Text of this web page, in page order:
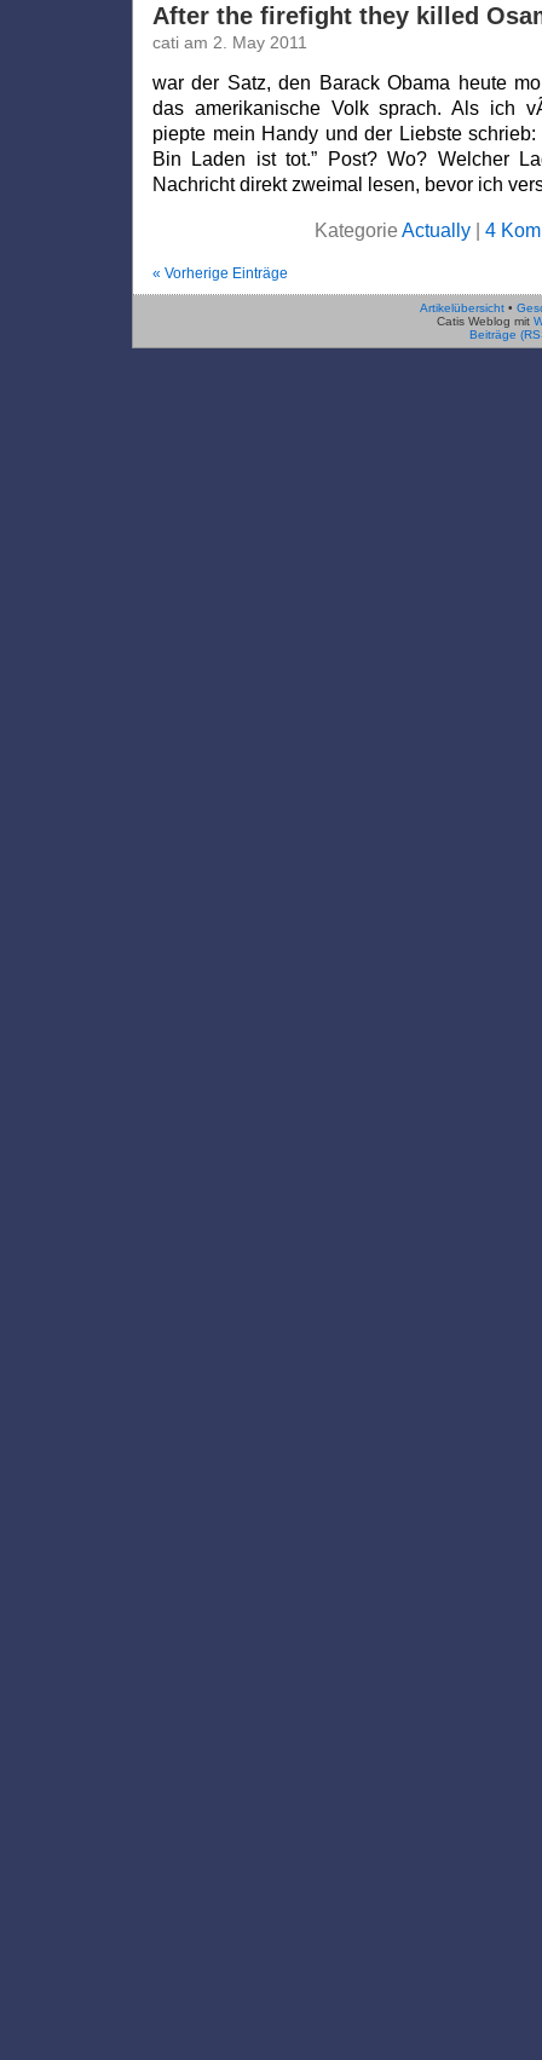
After the firefight they killed
cati am 2. May 2011
war der Satz, den Barack Obama heute
das amerikanische Volk sprach. Als ich
piepte mein Handy und der Liebste
Bin Laden ist tot.” Post? Wo? Welcher
Nachricht direkt zweimal lesen, bevor ich
Kategorie Actually 4
« Vorherige Einträge
Artikelübersicht •
Catis Weblog mit
Beiträge